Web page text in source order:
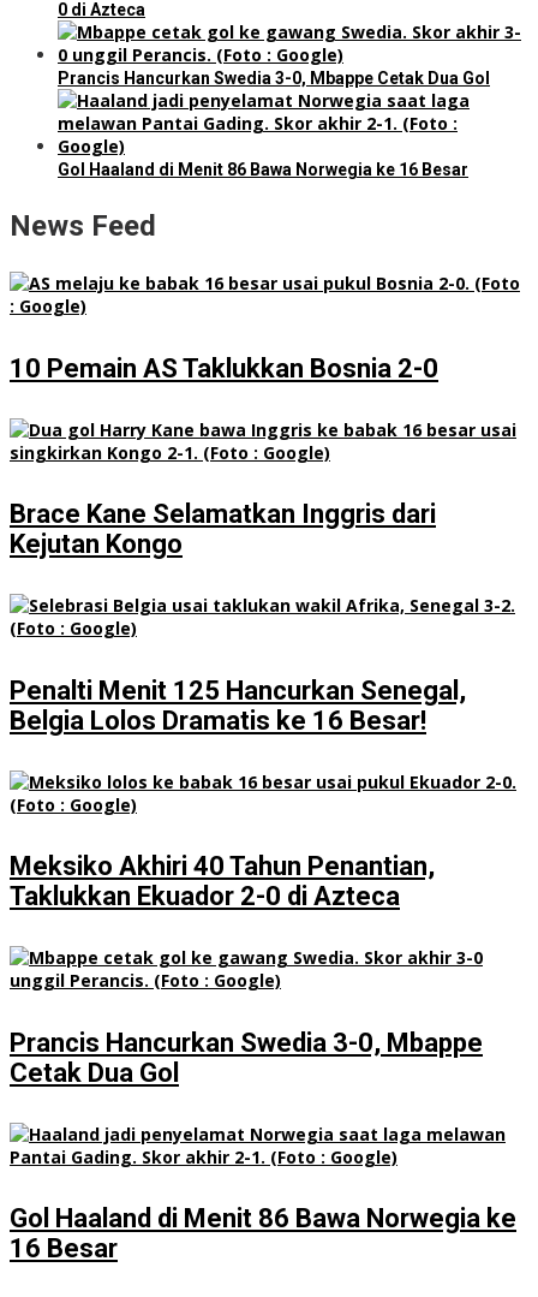
0 di Azteca
Prancis Hancurkan Swedia 3-0, Mbappe Cetak Dua Gol
Gol Haaland di Menit 86 Bawa Norwegia ke 16 Besar
News Feed
10 Pemain AS Taklukkan Bosnia 2-0
Brace Kane Selamatkan Inggris dari
Kejutan Kongo
Penalti Menit 125 Hancurkan Senegal,
Belgia Lolos Dramatis ke 16 Besar!
Meksiko Akhiri 40 Tahun Penantian,
Taklukkan Ekuador 2-0 di Azteca
Prancis Hancurkan Swedia 3-0, Mbappe
Cetak Dua Gol
Gol Haaland di Menit 86 Bawa Norwegia ke
16 Besar